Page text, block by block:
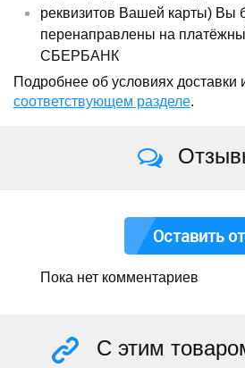
реквизитов Вашей карты) Вы
перенаправлены на
СБЕРБАНК
Подробнее об условиях доставки
соответствующем разделе.
Оставить
Пока нет комментариев
С этим